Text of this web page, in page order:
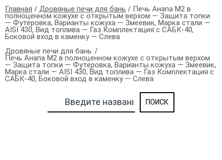
Главная / Дровяные печи для бань / Печь Анапа М2 в
полноценном кожухе с открытым верхом — Защита топки
— Футеровка, Варианты кожуха — Змеевик, Марка стали —
AISI 430, Вид топлива — Газ Комплектация с САБК-40,
Боковой вход в каменку — Слева
Дровяные печи для бань
Печь Анапа М2 в полноценном кожухе с открытым верхом
— Защита топки — Футеровка, Варианты кожуха — Змеевик,
Марка стали — AISI 430, Вид топлива — Газ Комплектация с
САБК-40, Боковой вход в каменку — Слева